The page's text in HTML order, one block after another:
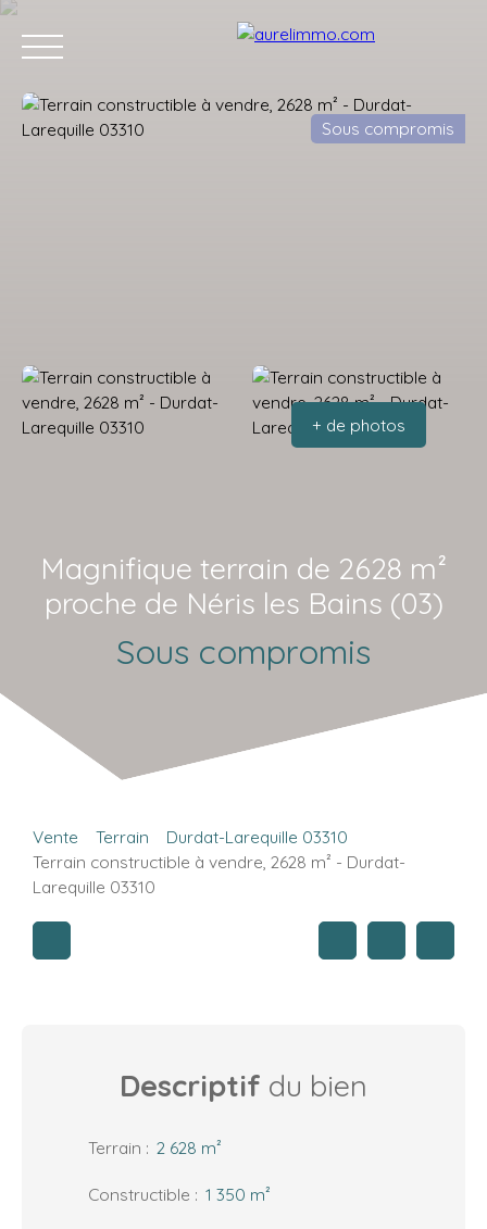
Sous compromis
+ de photos
Magnifique terrain de 2628 m²
proche de Néris les Bains (03)
Sous compromis
Vente Terrain
Durdat-Larequille 03310
Terrain constructible à vendre, 2628 m² - Durdat-
Larequille 03310
Descriptif du bien
Terrain : 2 628 m²
Constructible : 1 350 m²